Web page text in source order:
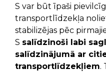
S var būt īpaši
transportlīdzekļa
stabilizējas pēc
S salīdzinoši labi
salīdzinājumā ar
transportlīdzekļiem.